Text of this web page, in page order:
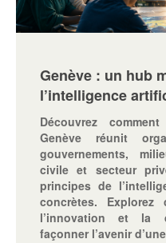
Genève : un hub
l’intelligence
Découvrez
Genève réunit
gouvernements,
civile et secteur
principes de
concrètes. Explorez
l’innovation et la
façonner l’avenir